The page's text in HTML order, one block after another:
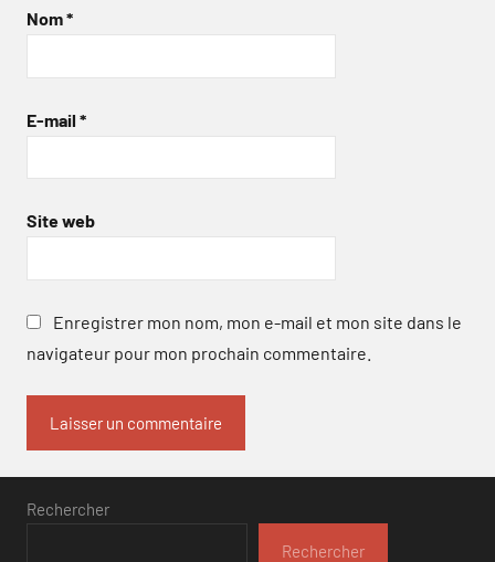
Nom*
E-mail *
Site web
Enregistrer mon nom, mon e-mail et mon site dans le
navigateur pour mon prochain commentaire.
Rechercher
Rechercher